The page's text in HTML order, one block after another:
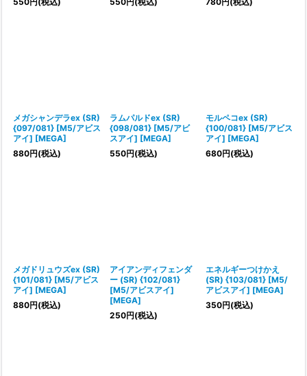
メガシャンデラex (SR)
{097/081} [M5/アビス
アイ] [MEGA]
880円(税込)
ラムパルドex (SR)
{098/081} [M5/アビ
スアイ] [MEGA]
550円(税込)
モルペコex (SR)
{100/081} [M5/アビス
アイ] [MEGA]
680円(税込)
メガドリュウズex (SR)
{101/081} [M5/アビス
アイ] [MEGA]
880円(税込)
アイアンディフェンダ
ー (SR) {102/081}
[M5/アビスアイ]
[MEGA]
250円(税込)
エネルギーつけかえ
(SR) {103/081} [M5/
アビスアイ] [MEGA]
350円(税込)